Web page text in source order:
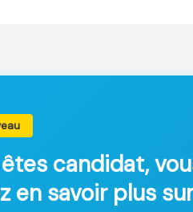
candidat,
en savoir plus